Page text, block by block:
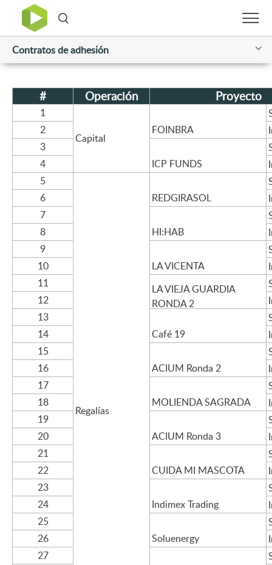
Contratos de adhesión
# Operación Proyecto
1
Capital
FOINBRA
2
3
ICP FUNDS
4
5
Regalías
REDGIRASOL
6
7
HI:HAB
8
9
LA VICENTA
10
11
LA VIEJA GUARDIA
RONDA 2
12
13
Café 19
14
15
ACIUM Ronda 2
16
17
MOLIENDA SAGRADA
18
19
ACIUM Ronda 3
20
21
CUIDA MI MASCOTA
22
23
Indimex Trading
24
25
Soluenergy
26
27